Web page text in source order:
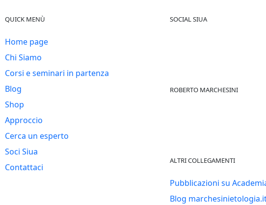
QUICK MENÙ
Home page
Chi Siamo
Corsi e seminari in partenza
Blog
Shop
Approccio
Cerca un esperto
Soci Siua
Contattaci
SOCIAL SIUA
ROBERTO MARCHESINI
ALTRI COLLEGAMENTI
Pubblicazioni su
Blog